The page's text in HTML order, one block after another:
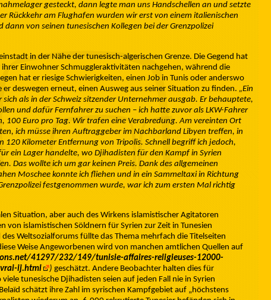
gesteckt, dann legte man uns Handschellen an und setzte
Rückkehr am Flughafen wurden wir erst von einem italienischen
von seinen tunesischen Kollegen bei der Grenzpolizei
in der Nähe der tunesisch-algerischen Grenze. Die Gegend hat
Einwohner Schmuggleraktivitäten nachgehen, während die
hat er riesige Schwierigkeiten, einen Job in Tunis oder anderswo
deswegen erneut, einen Ausweg aus seiner Situation zu finden. „Ein
als in der Schweiz sitzender Unternehmer ausgab. Er behauptete,
und dafür Fernfahrer zu suchen – ich hatte zuvor als LKW-Fahrer
100 Euro pro Tag. Wir trafen eine Verabredung. Am vereinten Ort
ich müsse ihren Auftraggeber im Nachbarland Libyen treffen, in
120 Kilometer Entfernung von Tripolis. Schnell begriff ich jedoch,
ein Lager handelte, wo Djihadisten für den Kampf in Syrien
Das wollte ich um gar keinen Preis. Dank des allgemeinen
Moschee konnte ich fliehen und in ein Sammeltaxi in Richtung
festgenommen wurde, war ich zum ersten Mal richtig
Situation, aber auch des Wirkens islamistischer Agitatoren
von islamistischen Söldnern für Syrien zur Zeit in Tunesien
Weltsozialforums füllte das Thema mehrfach die Titelseiten
Weise Angeworbenen wird von manchen amtlichen Quellen auf
41297/232/149/tunisie-affaires-religieuses-12000-
vrai-ij.html
) geschätzt. Andere Beobachter halten dies für
tunesische Djihadisten seien auf jeden Fall nie in Syrien
schätzt ihre Zahl im syrischen Kampfgebiet auf „höchstens